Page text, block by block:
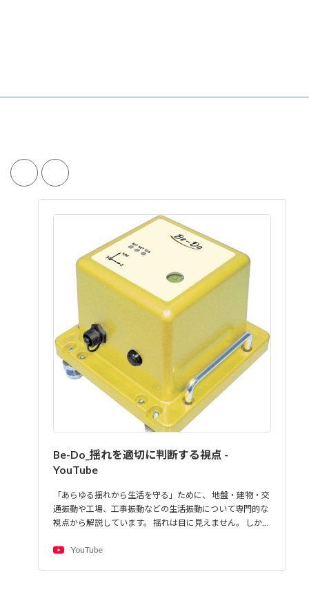
Be-Do_揺れを適切に判断する視点 -
YouTube
「あらゆる揺れから生活を守る」ために、 地盤・建物・交
通振動や工場、工事振動などの生活振動について専門的な
視点から解説しています。 揺れは目に見えません。 しか…
YouTube